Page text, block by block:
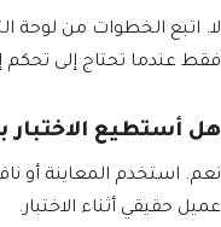
لا. اتبع الخطوات من لوحة
فقط عندما تحتاج إلى تحكم
هل أستطيع الاختبار
نعم. استخدم المعاينة أو
عميل حقيقي أثناء الاختبار.